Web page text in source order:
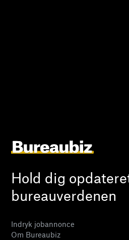
Hold dig
bureauverdenen
Indryk jobannonce
Om Bureaubiz